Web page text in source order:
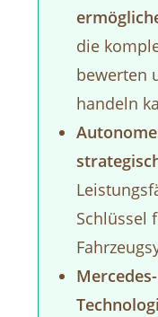
die
bewerten
handeln
Schlüssel